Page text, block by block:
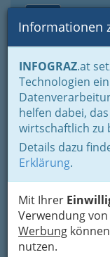
Informationen
INFOGRAZ.at
Technologien
helfen dabei,
wirtschaftlich zu
Details dazu
Erklärung.
Mit Ihrer
Verwendung von
Werbung
nutzen.
Home Branchen
Gesellschaft -
PINO-
Winterweg 21,
+43 699 1008
Karte